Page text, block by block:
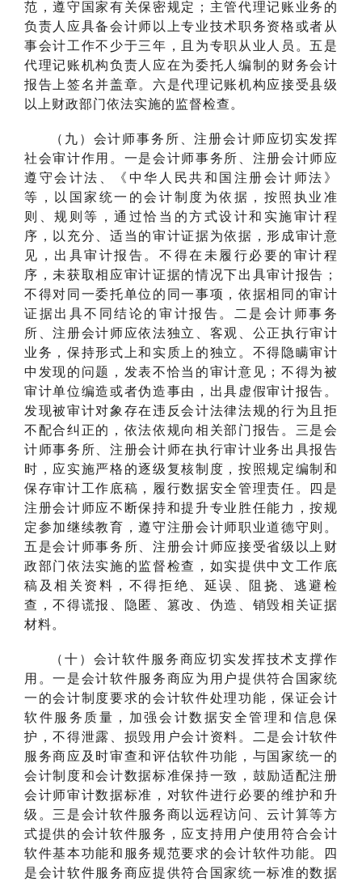
范，遵守国家有关保密规定；主管代理记账业务的
负责人应具备会计师以上专业技术职务资格或者从
事会计工作不少于三年，且为专职从业人员。五是
代理记账机构负责人应在为委托人编制的财务会计
报告上签名并盖章。六是代理记账机构应接受县级
以上财政部门依法实施的监督检查。
（九）会计师事务所、注册会计师应切实发挥
社会审计作用。一是会计师事务所、注册会计师应
遵守会计法、《中华人民共和国注册会计师法》
等，以国家统一的会计制度为依据，按照执业准
则、规则等，通过恰当的方式设计和实施审计程
序，以充分、适当的审计证据为依据，形成审计意
见，出具审计报告。不得在未履行必要的审计程
序，未获取相应审计证据的情况下出具审计报告；
不得对同一委托单位的同一事项，依据相同的审计
证据出具不同结论的审计报告。二是会计师事务
所、注册会计师应依法独立、客观、公正执行审计
业务，保持形式上和实质上的独立。不得隐瞒审计
中发现的问题，发表不恰当的审计意见；不得为被
审计单位编造或者伪造事由，出具虚假审计报告。
发现被审计对象存在违反会计法律法规的行为且拒
不配合纠正的，依法依规向相关部门报告。三是会
计师事务所、注册会计师在执行审计业务出具报告
时，应实施严格的逐级复核制度，按照规定编制和
保存审计工作底稿，履行数据安全管理责任。四是
注册会计师应不断保持和提升专业胜任能力，按规
定参加继续教育，遵守注册会计师职业道德守则。
五是会计师事务所、注册会计师应接受省级以上财
政部门依法实施的监督检查，如实提供中文工作底
稿及相关资料，不得拒绝、延误、阻挠、逃避检
查，不得谎报、隐匿、篡改、伪造、销毁相关证据
材料。
（十）会计软件服务商应切实发挥技术支撑作
用。一是会计软件服务商应为用户提供符合国家统
一的会计制度要求的会计软件处理功能，保证会计
软件服务质量，加强会计数据安全管理和信息保
护，不得泄露、损毁用户会计资料。二是会计软件
服务商应及时审查和评估软件功能，与国家统一的
会计制度和会计数据标准保持一致，鼓励适配注册
会计师审计数据标准，对软件进行必要的维护和升
级。三是会计软件服务商以远程访问、云计算等方
式提供的会计软件服务，应支持用户使用符合会计
软件基本功能和服务规范要求的会计软件功能。四
是会计软件服务商应提供符合国家统一标准的数据